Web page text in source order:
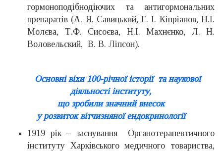
гормоноподібнодіючих та антигормональних
препаратів (А. Я. Савицький, Г. І. Кіпріанов, Н.І.
Молєва, Т.Ф. Сисоєва, Н.І. Махнєнко, Л. Н.
Воловельский, В. В. Ліпсон).
Основні віхи 100-річної історії та наукової
діяльності інституту,
що зробили значний внесок
у розвиток вітчизняної ендокринології
1919 рік – заснування Органотерапевтичного
інституту Харківського медичного товариства,